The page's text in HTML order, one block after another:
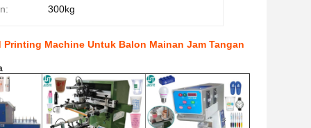
300kg
Machine Untuk Balon Mainan Jam Tangan